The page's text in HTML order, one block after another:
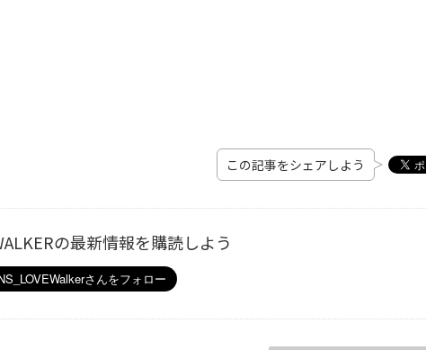
この記事をシェアしよう
の最新情報を購読しよう